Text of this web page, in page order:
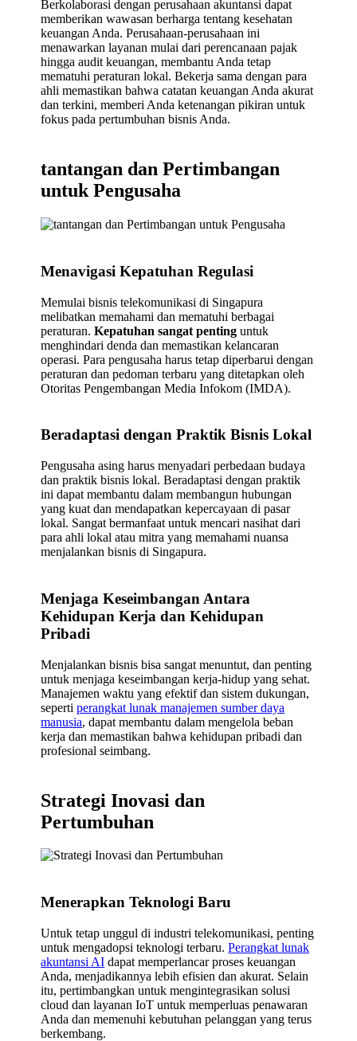
Berkolaborasi dengan perusahaan akuntansi dapat
memberikan wawasan berharga tentang kesehatan
keuangan Anda. Perusahaan-perusahaan ini
menawarkan layanan mulai dari perencanaan pajak
hingga audit keuangan, membantu Anda tetap
mematuhi peraturan lokal. Bekerja sama dengan para
ahli memastikan bahwa catatan keuangan Anda akurat
dan terkini, memberi Anda ketenangan pikiran untuk
fokus pada pertumbuhan bisnis Anda.
tantangan dan Pertimbangan
untuk Pengusaha
Menavigasi Kepatuhan Regulasi
Memulai bisnis telekomunikasi di Singapura
melibatkan memahami dan mematuhi berbagai
peraturan.Kepatuhan sangat penting untuk
menghindari denda dan memastikan kelancaran
operasi. Para pengusaha harus tetap diperbarui dengan
peraturan dan pedoman terbaru yang ditetapkan oleh
Otoritas Pengembangan Media Infokom (IMDA).
Beradaptasi dengan Praktik Bisnis Lokal
Pengusaha asing harus menyadari perbedaan budaya
dan praktik bisnis lokal. Beradaptasi dengan praktik
ini dapat membantu dalam membangun hubungan
yang kuat dan mendapatkan kepercayaan di pasar
lokal. Sangat bermanfaat untuk mencari nasihat dari
para ahli lokal atau mitra yang memahami nuansa
menjalankan bisnis di Singapura.
Menjaga Keseimbangan Antara
Kehidupan Kerja dan Kehidupan
Pribadi
Menjalankan bisnis bisa sangat menuntut, dan penting
untuk menjaga keseimbangan kerja-hidup yang sehat.
Manajemen waktu yang efektif dan sistem dukungan,
sepertiperangkat lunak manajemen sumber daya
manusia, dapat membantu dalam mengelola beban
kerja dan memastikan bahwa kehidupan pribadi dan
profesional seimbang.
Strategi Inovasi dan
Pertumbuhan
Menerapkan Teknologi Baru
Untuk tetap unggul di industri telekomunikasi, penting
untuk mengadopsi teknologi terbaru.Perangkat lunak
akuntansi AI dapat memperlancar proses keuangan
Anda, menjadikannya lebih efisien dan akurat. Selain
itu, pertimbangkan untuk mengintegrasikan solusi
cloud dan layanan IoT untuk memperluas penawaran
Anda dan memenuhi kebutuhan pelanggan yang terus
berkembang.